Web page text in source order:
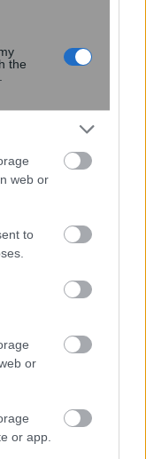
the
web or
to
or
or app.
τα
μονόπολου